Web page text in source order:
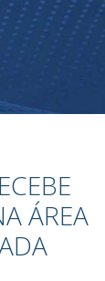
ÁREA